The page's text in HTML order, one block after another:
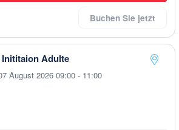
Buchen Sie jetzt
Inititaion Adulte
August 2026 09:00 - 11:00